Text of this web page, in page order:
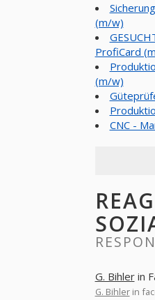
(m/w)
ProfiCard
(m/w)
CNC -
G. Bihlerin
G. Bihlerin